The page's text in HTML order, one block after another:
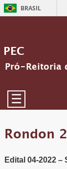
BRASIL
PEC
Pró-Reitoria
☰
Rondon
Edital 04-2022